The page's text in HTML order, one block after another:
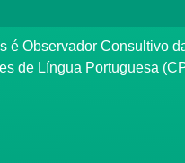
de Língua Portuguesa